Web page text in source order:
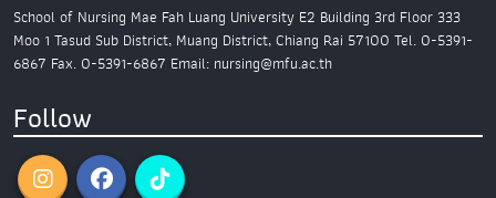
School of Nursing Mae Fah Luang University E2 Building 3rd Floor 333
Moo 1 Tasud Sub District, Muang District, Chiang Rai 57100 Tel. 0-5391-
6867 Fax. 0-5391-6867 Email: nursing@mfu.ac.th
Follow